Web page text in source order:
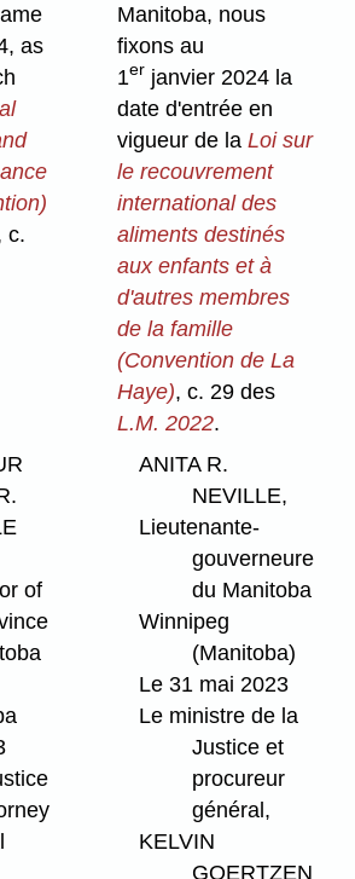
as
c.
Manitoba, nous
fixons au
1er janvier 2024 la
date d'entrée en
vigueur de laLoi sur
le recouvrement
international des
aliments destinés
aux enfants et à
d'autres membres
de la famille
(Convention de La
Haye), c. 29 des
L.M. 2022.
of
ANITA R.
NEVILLE,
Lieutenante-
gouverneure
du Manitoba
Winnipeg
(Manitoba)
Le 31 mai 2023
Le ministre de la
Justice et
procureur
général,
KELVIN
GOERTZEN